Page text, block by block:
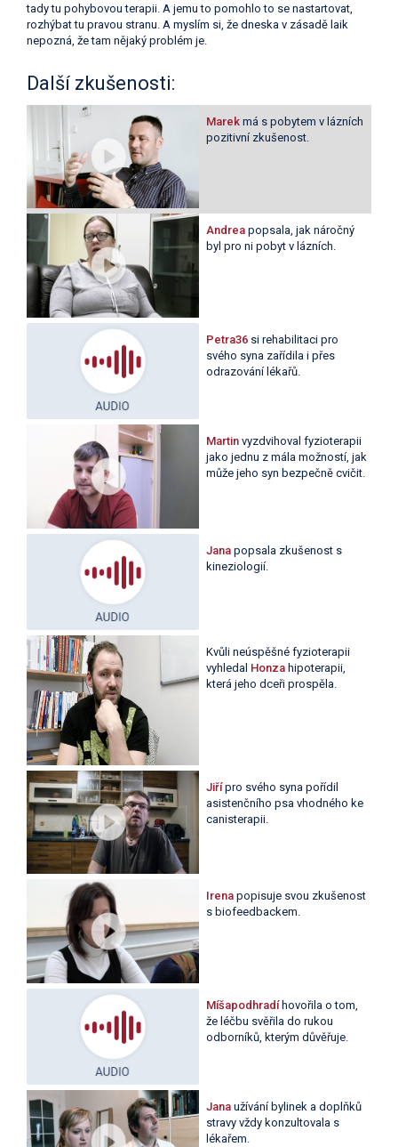
tady tu pohybovou terapii. A jemu to pomohlo to se nastartovat,
rozhýbat tu pravou stranu. A myslím si, že dneska v zásadě laik
nepozná, že tam nějaký problém je.
Další zkušenosti:
Marek má s pobytem v lázních
pozitivní zkušenost.
Andrea popsala, jak náročný
byl pro ni pobyt v lázních.
Petra36 si rehabilitaci pro
svého syna zařídila i přes
odrazování lékařů.
Martin vyzdvihoval fyzioterapii
jako jednu z mála možností, jak
může jeho syn bezpečně cvičit.
Jana popsala zkušenost s
kineziologií.
Kvůli neúspěšné fyzioterapii
vyhledal Honzahipoterapii,
která jeho dceři prospěla.
Jiřípro svého syna pořídil
asistenčního psa vhodného ke
canisterapii.
Irena popisuje svou zkušenost
s biofeedbackem.
Míšapodhradíhovořila o tom,
že léčbu svěřila do rukou
odborníků, kterým důvěřuje.
Jana užívání bylinek a doplňků
stravy vždy konzultovala s
lékařem.